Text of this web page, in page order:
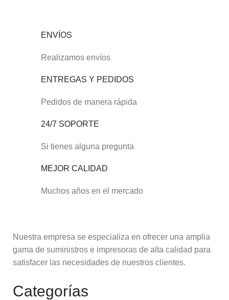
ENVÍOS
Realizamos envíos
ENTREGAS Y PEDIDOS
Pedidos de manera rápida
24/7 SOPORTE
Si tienes alguna pregunta
MEJOR CALIDAD
Muchos años en el mercado
Nuestra empresa se especializa en ofrecer una amplia
gama de suministros e impresoras de alta calidad para
satisfacer las necesidades de nuestros clientes.
Categorías